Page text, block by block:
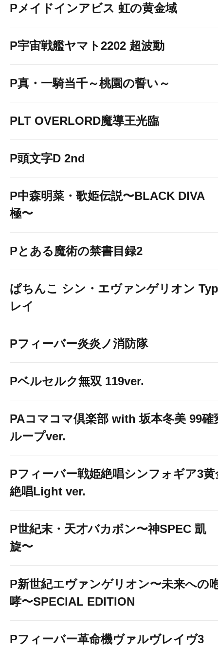
Pメイドインアビス 虹の黄金域
P宇宙戦艦ヤマト2202 超波動
P真・一騎当千～桃園の誓い～
PLT OVERLORD魔導王光臨
P頭文字D 2nd
P中森明菜・歌姫伝説〜BLACK DIVA
極〜
Pとある魔術の禁書目録2
ぱちんこ シン・エヴァンゲリオン
レイ
Pフィーバー炎炎ノ消防隊
Pベルセルク無双 119ver.
PAコマコマ倶楽部 with 坂本冬美 99確
ループver.
Pフィーバー戦姫絶唱シンフォギア3黄
絶唱Light ver.
P世紀末・天才バカボン〜神SPEC 凱
旋〜
P新世紀エヴァンゲリオン〜未来への
哮〜SPECIAL EDITION
Pフィーバー革命機ヴァルヴレイヴ3